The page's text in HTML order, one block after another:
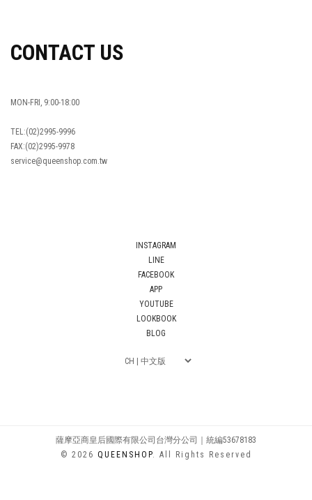
CONTACT US
MON-FRI, 9:00-18:00
TEL:(02)2995-9996
FAX:(02)2995-9978
service@queenshop.com.tw
INSTAGRAM
LINE
FACEBOOK
APP
YOUTUBE
LOOKBOOK
BLOG
薩摩亞商皇后國際有限公司台灣分公司｜統編53678183
© 2026 QUEENSHOP. All Rights Reserved